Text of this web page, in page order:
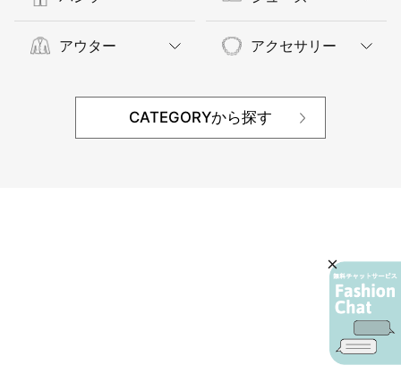
アウター アクセサリー
CATEGORYから探す